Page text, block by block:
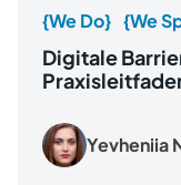
{We Do} {We
Digitale
Yevheniia